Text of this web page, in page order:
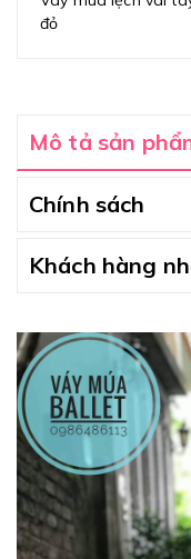
đỏ
Mô tả sản
Chính sách
Khách hàng